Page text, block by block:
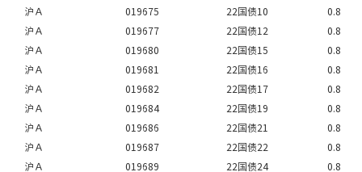
沪Ａ
019675 22国债10
0.8
沪Ａ
019677 22国债12
0.8
沪Ａ
019680 22国债15
0.8
沪Ａ
019681 22国债16
0.8
沪Ａ
019682 22国债17
0.8
沪Ａ
019684 22国债19
0.8
沪Ａ
019686 22国债21
0.8
沪Ａ
019687 22国债22
0.8
沪Ａ
019689 22国债24
0.8